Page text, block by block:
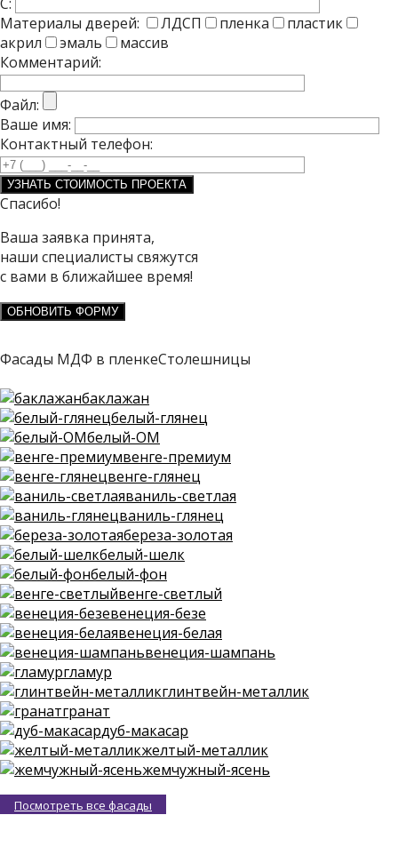
C:
Материалы дверей:
ЛДСП пленка
пластик
акрил
эмаль
массив
Комментарий:
Файл:
Ваше имя:
Контактный телефон:
Спасибо!
Ваша заявка принята,
наши специалисты свяжутся
с вами в ближайшее время!
ОБНОВИТЬ ФОРМУ
Фасады МДФ в пленкеСтолешницы
баклажан
белый-глянец
белый-ОМ
венге-премиум
венге-глянец
ваниль-светлая
ваниль-глянец
береза-золотая
белый-шелк
белый-фон
венге-светлый
венеция-безе
венеция-белая
венеция-шампань
гламур
глинтвейн-металлик
гранат
дуб-макасар
желтый-металлик
жемчужный-ясень
Посмотреть все фасады